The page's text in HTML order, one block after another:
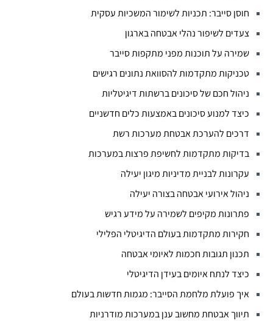
חוסן סייבר: תכניות לשימור המשכיות עסקית
צעדים לשיפור נהלי אבטחה בארגון
שמירה על תוכנות מפני מתקפות סייבר
טכניקות מתקדמות להסוואת נתונים רגישים
ניהול חכם של סיכונים ברשתות דיגיטליות
כיצד למנוע סיכונים באמצעות כלים חדשניים
דרכים להערכת אבטחת מערכות רשת
בדיקות מתקדמות לחשיפת פרצות במערכות
עקרונות לבניית מדיניות מיגון יעילה
ניהול אירועי אבטחה בצורה יעילה
פתרונות מקיפים לשמירה על מידע רגיש
חקירות מתקדמות בעולם הדיגיטלי הפלילי
תכנון תגובות חכמות לאיומי אבטחה
כיצד לנתח איומים בעידן הדיגיטלי
איך פועלת מלחמת הסייבר: מגמות חדשות בעולם
תיווך אבטחת מחשוב ענן במערכות מודרניות